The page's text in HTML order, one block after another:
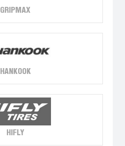
GRIPMAX
HANKOOK
HIFLY